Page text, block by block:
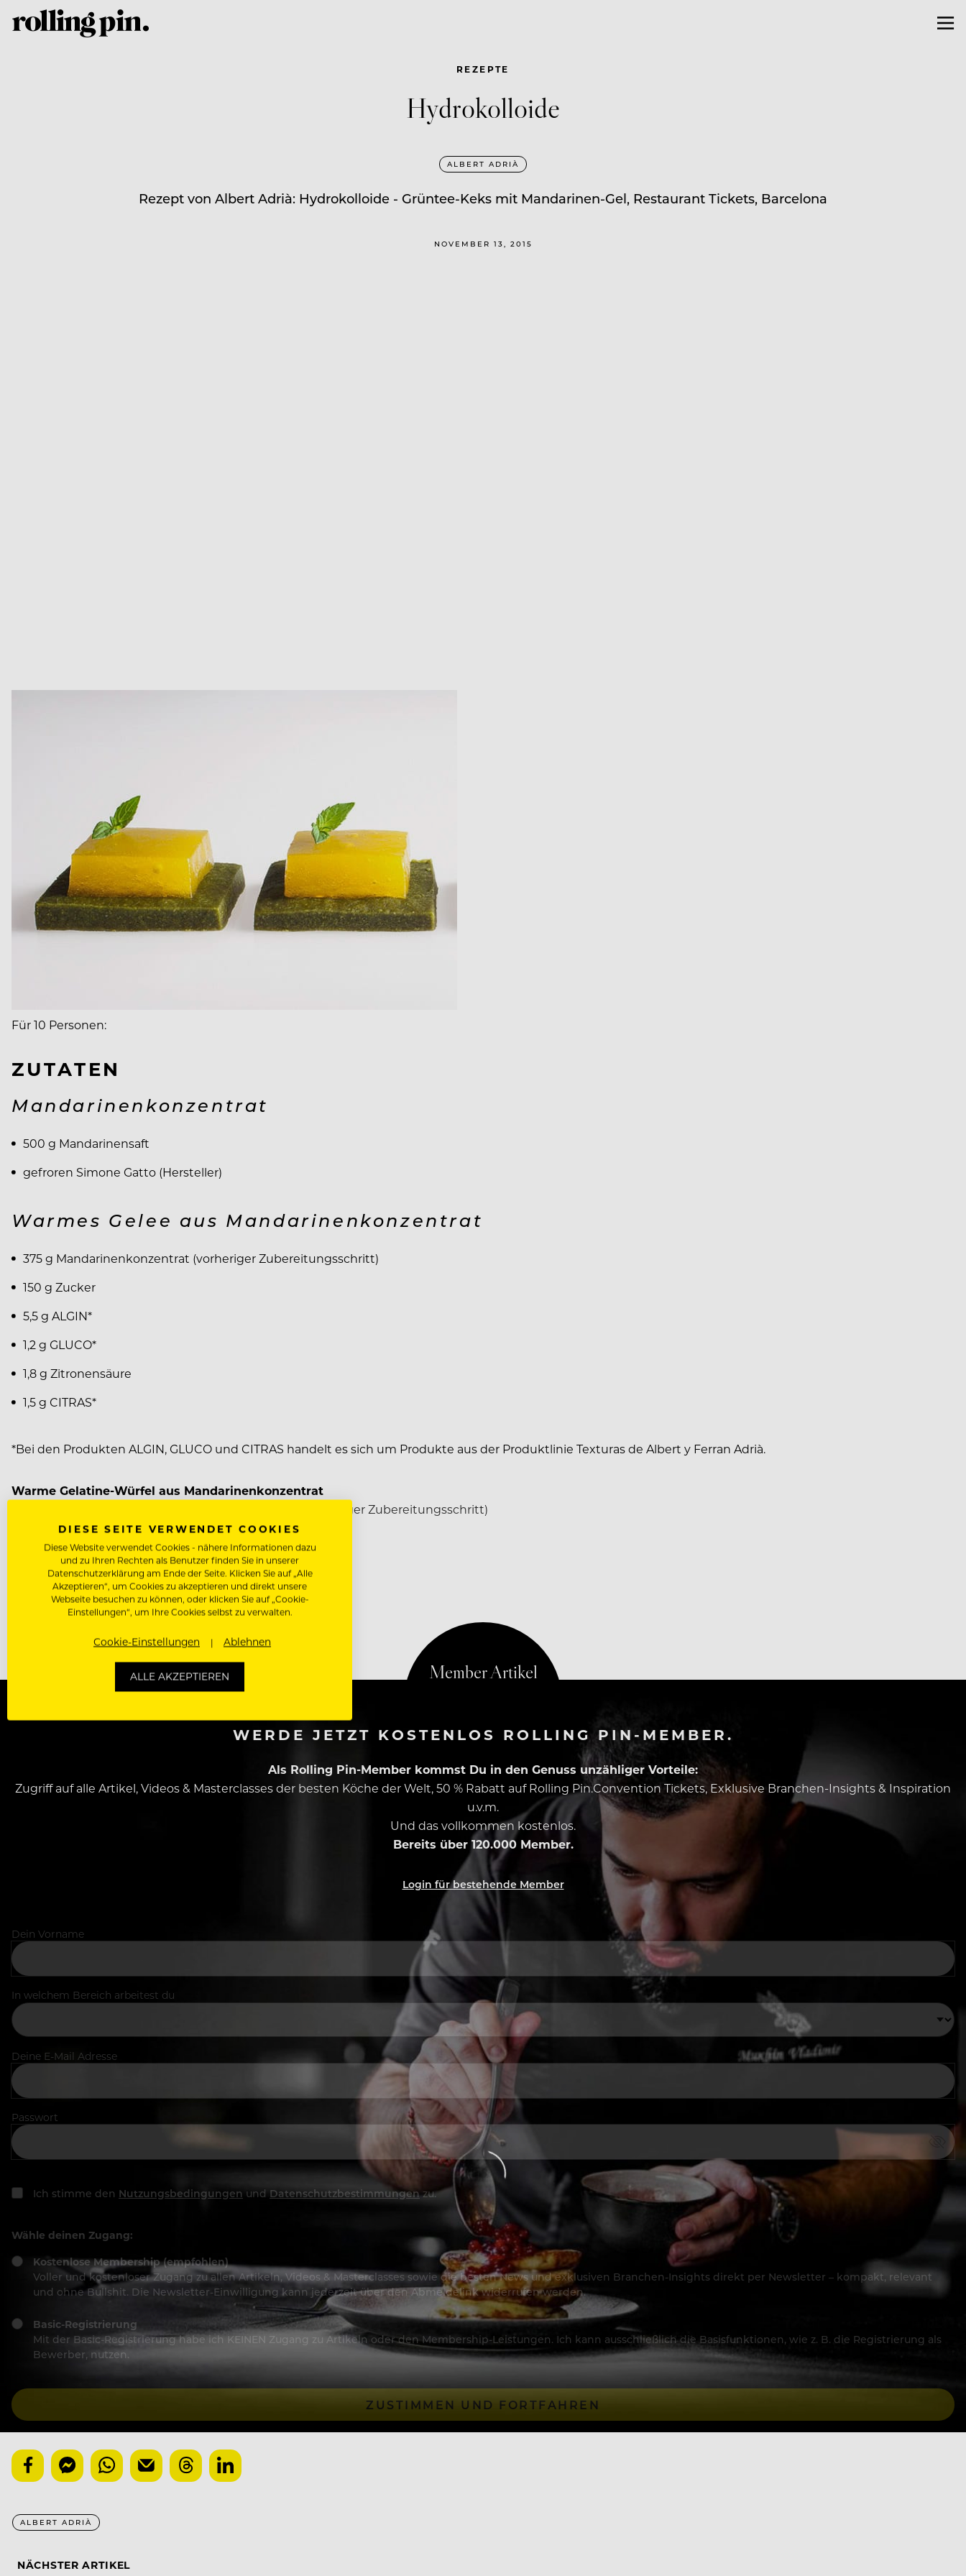
REZEPTE
Hydrokolloide
ALBERT ADRIÀ
Rezept von Albert Adrià: Hydrokolloide - Grüntee-Keks mit Mandarinen-Gel, Restaurant Tickets, Barcelona
NOVEMBER 13, 2015
Für 10 Personen:
ZUTATEN
Mandarinenkonzentrat
500 g Mandarinensaft
gefroren Simone Gatto (Hersteller)
Warmes Gelee aus Mandarinenkonzentrat
375 g Mandarinenkonzentrat (vorheriger Zubereitungsschritt)
150 g Zucker
5,5 g ALGIN*
1,2 g GLUCO*
1,8 g Zitronensäure
1,5 g CITRAS*
*Bei den Produkten ALGIN, GLUCO und CITRAS handelt es sich um Produkte aus der Produktlinie Texturas de Albert y Ferran Adrià.
Warme Gelatine-Würfel aus Mandarinenkonzentrat
Gefrorenes Mandarinenkonzentrat auf dem Blech (vorheriger Zubereitungsschritt)
Neutrale Sablée-Masse
200 g Butter
80 g Puderzucker
WERDE JETZT KOSTENLOS ROLLING PIN-MEMBER.
Als Rolling Pin-Member kommst Du in den Genuss unzähliger Vorteile:
Zugriff auf alle Artikel, Videos & Masterclasses der besten Köche der Welt, 50 % Rabatt auf Rolling Pin.Convention Tickets, Exklusive Branchen-Insights & Inspiration
u.v.m.
Und das vollkommen kostenlos.
Bereits über 120.000 Member.
Login für bestehende Member
Dein Vorname
In welchem Bereich arbeitest du
Deine E-Mail Adresse
Passwort
Ich stimme den Nutzungsbedingungen und Datenschutzbestimmungenzu.
Wähle deinen Zugang:
Kostenlose Membership (empfohlen)
Voller und kostenloser Zugang zu allen Artikeln, Videos & Masterclasses sowie die besten News und exklusiven Branchen-Insights direkt per Newsletter – kompakt, relevant
und ohne Bullshit. Die Newsletter-Einwilligung kann jederzeit über den Abmeldelink widerrufen werden.
Basic-Registrierung
Mit der Basic-Registrierung habe ich KEINEN Zugang zu Artikeln oder den Membership-Leistungen. Ich kann ausschließlich die Basisfunktionen, wie z. B. die Registrierung als
Bewerber, nutzen.
ZUSTIMMEN UND FORTFAHREN
ALBERT ADRIÀ
NÄCHSTER ARTIKEL
DIESE SEITE VERWENDET COOKIES
Diese Website verwendet Cookies - nähere Informationen dazu
und zu Ihren Rechten als Benutzer finden Sie in unserer
Datenschutzerklärung am Ende der Seite. Klicken Sie auf „Alle
Akzeptieren“, um Cookies zu akzeptieren und direkt unsere
Webseite besuchen zu können, oder klicken Sie auf „Cookie-
Einstellungen“, um Ihre Cookies selbst zu verwalten.
Cookie-Einstellungen Ablehnen
ALLE AKZEPTIEREN